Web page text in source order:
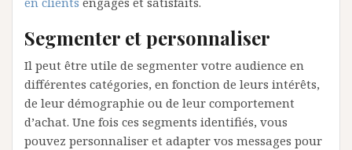
Segmenter et personnaliser
Il peut être utile de segmenter votre audience en
différentes catégories, en fonction de leurs intérêts,
de leur démographie ou de leur comportement
d’achat. Une fois ces segments identifiés, vous
pouvez personnaliser et adapter vos messages pour